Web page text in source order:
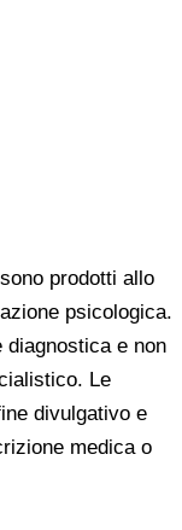
prodotti allo
psicologica.
diagnostica e non
Le
divulgativo e
medica o